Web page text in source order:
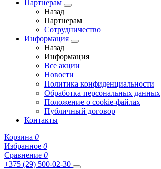
Партнерам
Назад
Партнерам
Сотрудничество
Информация
Назад
Информация
Все акции
Новости
Политика конфиденциальности
Обработка персональных данных
Положение о cookie-файлах
Публичный договор
Контакты
Корзина 0
Избранное 0
Сравнение 0
+375 (29) 500-02-30